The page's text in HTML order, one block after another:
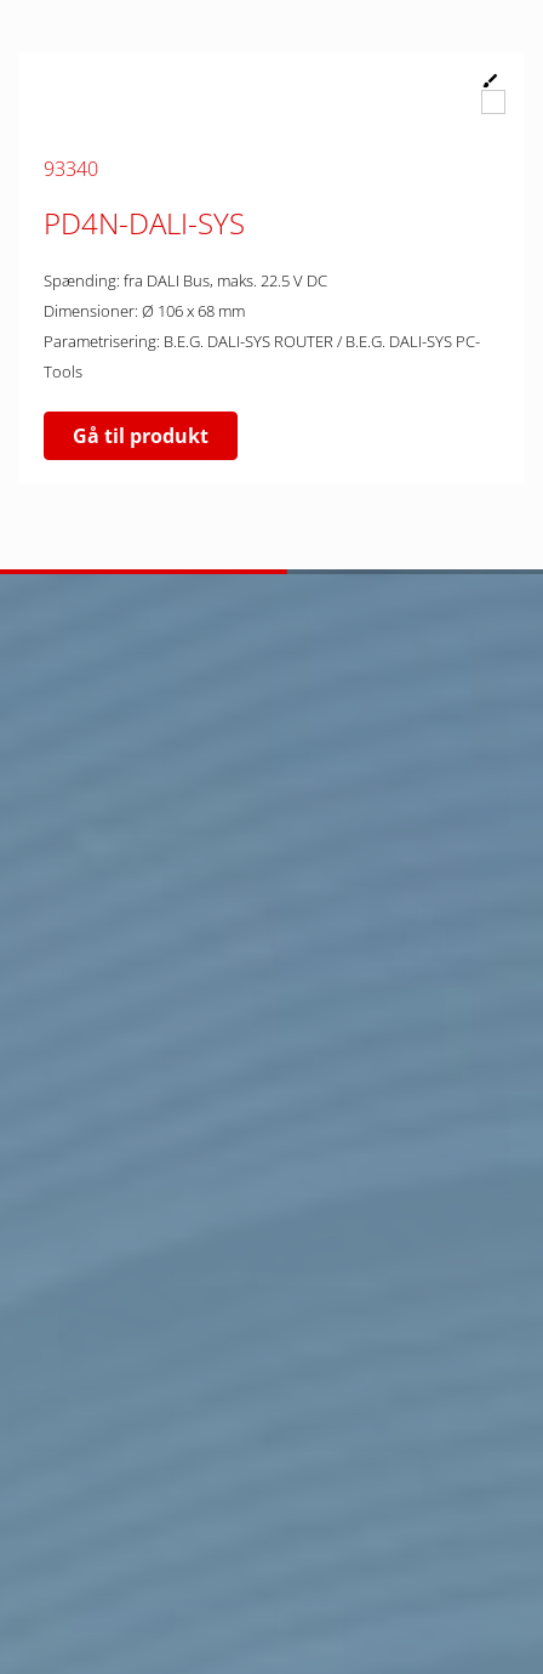
93340
PD4N-DALI-SYS
Spænding: fra DALI Bus, maks. 22.5 V DC
Dimensioner: Ø 106 x 68 mm
Parametrisering: B.E.G. DALI-SYS ROUTER / B.E.G. DALI-SYS PC-
Tools
Gå til produkt